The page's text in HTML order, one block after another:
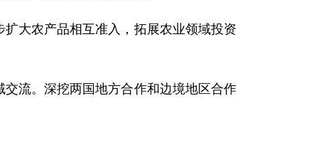
大农产品相互准入，拓展农业领域投资
流。深挖两国地方合作和边境地区合作